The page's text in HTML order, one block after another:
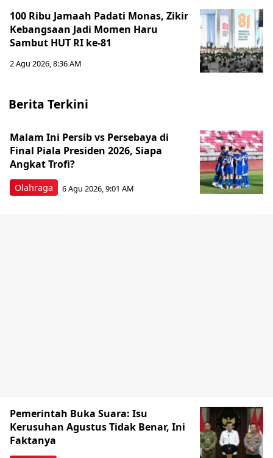
100 Ribu Jamaah Padati Monas, Zikir
Kebangsaan Jadi Momen Haru
Sambut HUT RI ke-81
2 Agu 2026, 8:36 AM
Berita Terkini
Olahraga
Malam Ini Persib vs Persebaya di
Final Piala Presiden 2026, Siapa
Angkat Trofi?
6 Agu 2026, 9:01 AM
Pemerintah Buka Suara: Isu
Kerusuhan Agustus Tidak Benar, Ini
Faktanya